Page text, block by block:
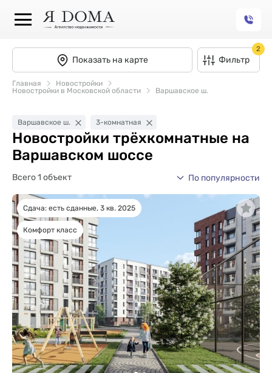
Показать на карте Фильтр
2
Главная
Новостройки
Новостройки в Московской области
Варшавское ш.
Варшавское ш. 3-комнатная
Новостройки трёхкомнатные на
Варшавском шоссе
Всего 1 объект По популярности
Сдача: есть сданные, 3 кв. 2025
Комфорт класс